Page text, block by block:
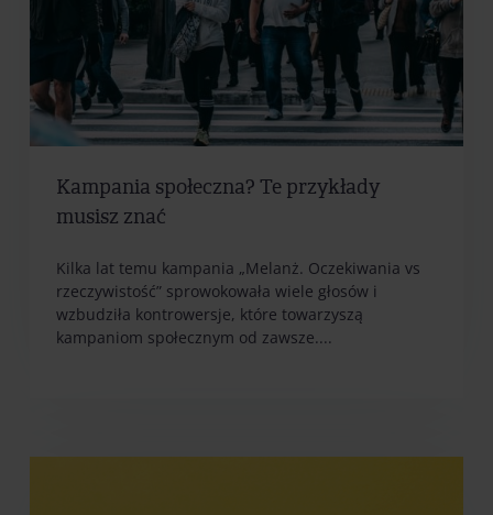
Kampania społeczna? Te przykłady
musisz znać
Kilka lat temu kampania „Melanż. Oczekiwania vs
rzeczywistość” sprowokowała wiele głosów i
wzbudziła kontrowersje, które towarzyszą
kampaniom społecznym od zawsze....